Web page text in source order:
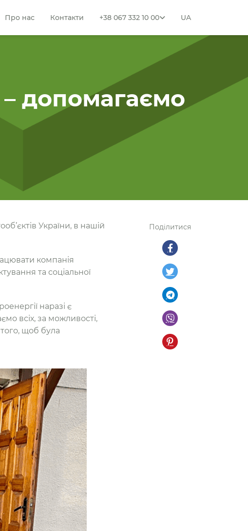
Про нас Контакти +38 067 332 10 00 UA
допомагаємо
України, в нашій
компанія
та соціальної
наразі є
всіх, за можливості,
щоб була
Поділитися